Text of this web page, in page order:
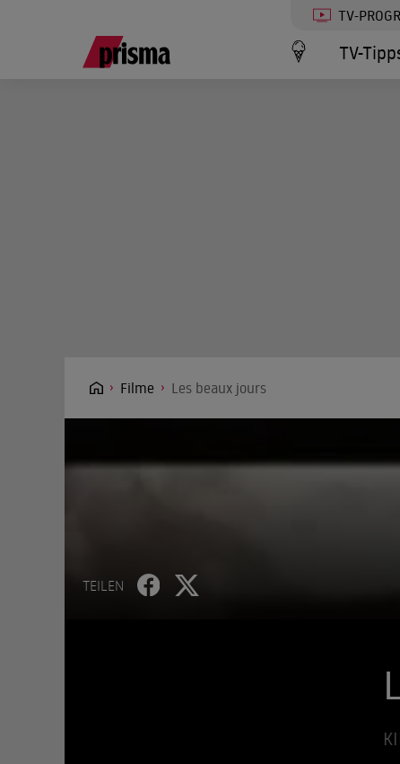
TV-
TV-
Filme Les beaux jours
TEILEN